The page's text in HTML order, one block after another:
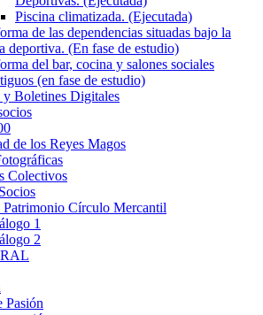
Piscina climatizada. (Ejecutada)
de las dependencias situadas bajo la
deportiva. (En fase de estudio)
del bar, cocina y salones sociales
(en fase de estudio)
y Boletines Digitales
de los Reyes Magos
Colectivos
Patrimonio Círculo Mercantil
1
2
Pasión